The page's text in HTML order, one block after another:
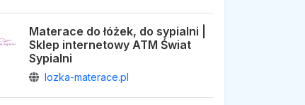
Materace do łóżek, do sypialni |
Sklep internetowy ATM Świat
Sypialni
lozka-materace.pl